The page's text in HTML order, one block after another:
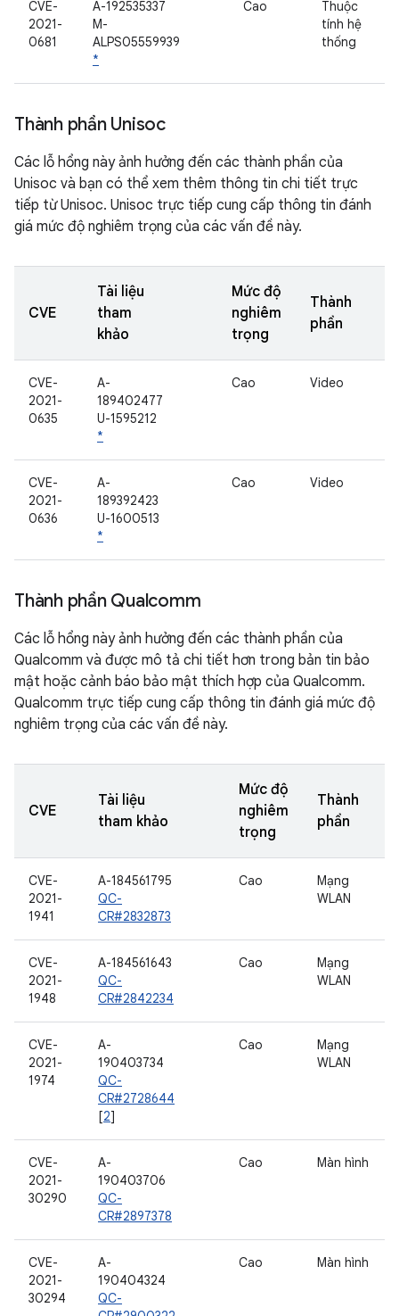
CVE-
2021-
0681
A-192535337
M-
ALPS05559939
*
Cao
Thuộc
tính hệ
thống
Thành phần Unisoc
Các lỗ hổng này ảnh hưởng đến các thành phần của
Unisoc và bạn có thể xem thêm thông tin chi tiết trực
tiếp từ Unisoc. Unisoc trực tiếp cung cấp thông tin đánh
giá mức độ nghiêm trọng của các vấn đề này.
CVE
Tài liệu
tham
khảo
Mức độ
nghiêm
trọng
Thành
phần
CVE-
2021-
0635
A-
189402477
U-1595212
*
Cao Video
CVE-
2021-
0636
A-
189392423
U-1600513
*
Cao Video
Thành phần Qualcomm
Các lỗ hổng này ảnh hưởng đến các thành phần của
Qualcomm và được mô tả chi tiết hơn trong bản tin bảo
mật hoặc cảnh báo bảo mật thích hợp của Qualcomm.
Qualcomm trực tiếp cung cấp thông tin đánh giá mức độ
nghiêm trọng của các vấn đề này.
CVE
Tài liệu
tham khảo
Mức độ
nghiêm
trọng
Thành
phần
CVE-
2021-
1941
A-184561795
QC-
CR#2832873
Cao
Mạng
WLAN
CVE-
2021-
1948
A-184561643
QC-
CR#2842234
Cao
Mạng
WLAN
CVE-
2021-
1974
A-
190403734
QC-
CR#2728644
[2]
Cao
Mạng
WLAN
CVE-
2021-
30290
A-
190403706
QC-
CR#2897378
Cao Màn hình
CVE-
2021-
30294
A-
190404324
QC-
Cao Màn hình